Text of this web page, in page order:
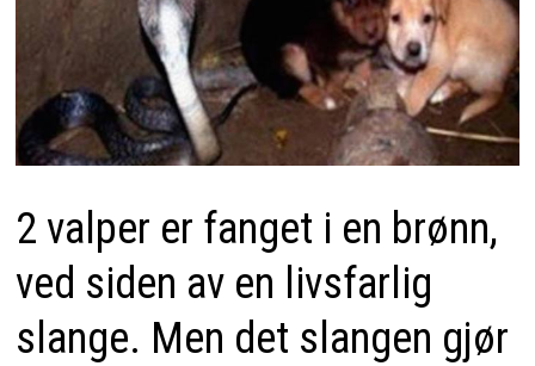
2 valper er fanget i en brønn,
ved siden av en livsfarlig
slange. Men det slangen gjør